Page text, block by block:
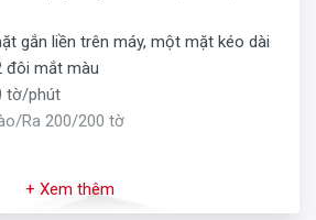
gắn liền trên máy, một mặt kéo dài
đôi mắt màu
tờ/phút
Ra 200/200 tờ
+ Xem thêm